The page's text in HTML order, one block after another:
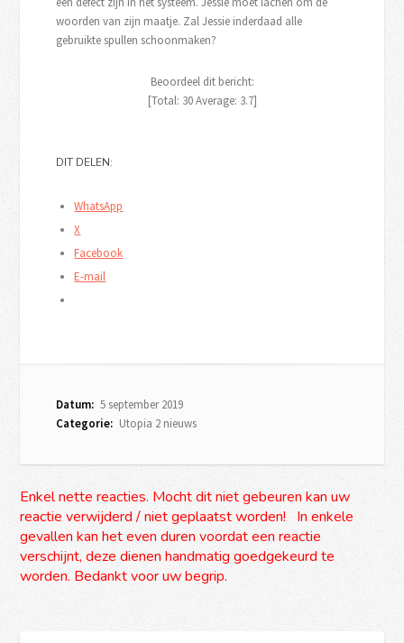
woorden van zijn maatje. Zal Jessie inderdaad alle
gebruikte spullen schoonmaken?
Beoordeel dit bericht:
[Total: 30Average: 3.7]
DIT DELEN:
WhatsApp
X
Facebook
E-mail
Datum: 5 september 2019
Categorie: Utopia 2 nieuws
Enkel nette reacties. Mocht dit niet gebeuren kan uw
reactie verwijderd / niet geplaatst worden! In enkele
gevallen kan het even duren voordat een reactie
verschijnt, deze dienen handmatig goedgekeurd te
worden. Bedankt voor uw begrip.